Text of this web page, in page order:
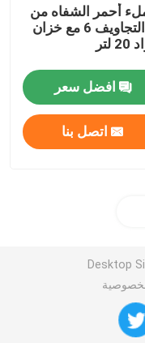
ملء أحمر الشفاه من
نوع التجاويف 6 مع خزان
لتر
افضل سعر
اتصل بنا
Desktop